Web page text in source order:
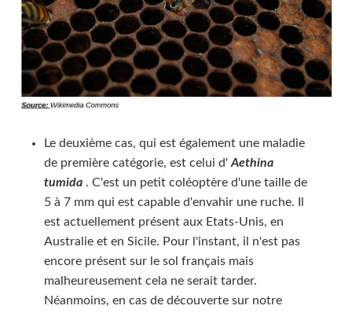
Le deuxième cas, qui est également une maladie
de première catégorie, est celui d' Aethina
tumida . C'est un petit coléoptère d'une taille de
5 à 7 mm qui est capable d'envahir une ruche. Il
est actuellement présent aux Etats-Unis, en
Australie et en Sicile. Pour l'instant, il n'est pas
encore présent sur le sol français mais
malheureusement cela ne serait tarder.
Néanmoins, en cas de découverte sur notre